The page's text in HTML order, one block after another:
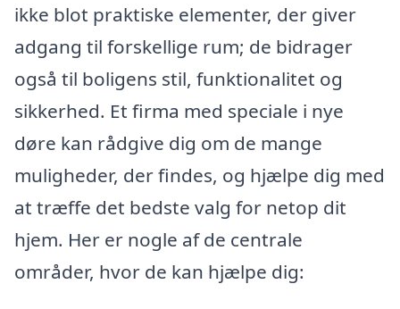
ikke blot praktiske elementer, der giver
adgang til forskellige rum; de bidrager
også til boligens stil, funktionalitet og
sikkerhed. Et firma med speciale i nye
døre kan rådgive dig om de mange
muligheder, der findes, og hjælpe dig med
at træffe det bedste valg for netop dit
hjem. Her er nogle af de centrale
områder, hvor de kan hjælpe dig: